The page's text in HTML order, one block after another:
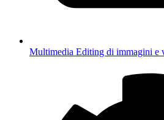
Multimedia Editing di immagini e